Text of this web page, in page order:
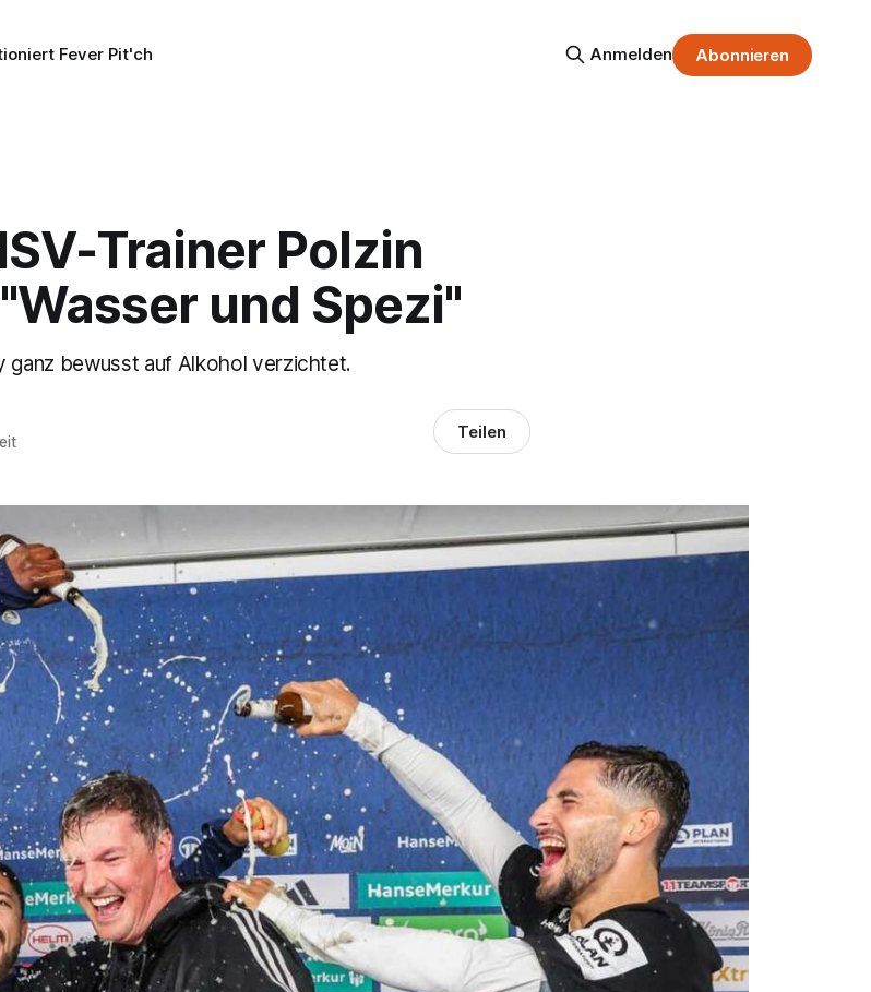
Fever Pit'ch Anmelden Abonnieren
Trainer Polzin
und Spezi"
ganz bewusst auf Alkohol verzichtet.
Teilen